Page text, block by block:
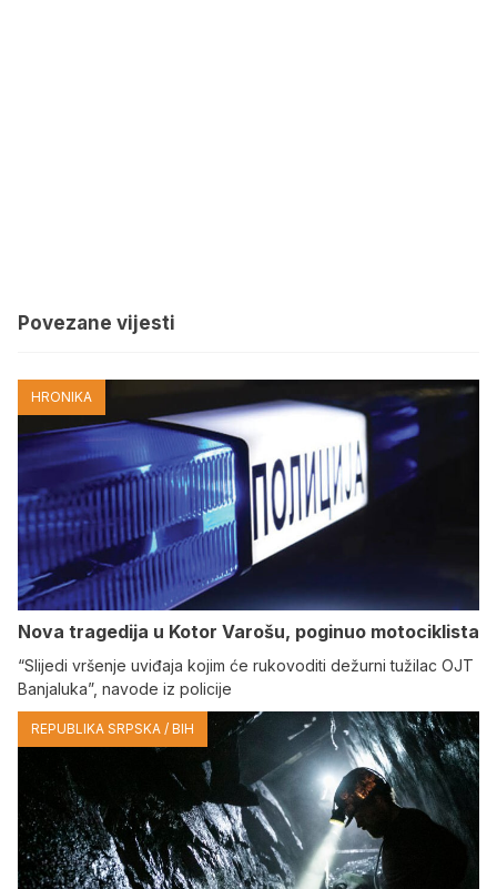
Povezane vijesti
HRONIKA
Nova tragedija u Kotor Varošu, poginuo motociklista
“Slijedi vršenje uviđaja kojim će rukovoditi dežurni tužilac OJT
Banjaluka”, navode iz policije
REPUBLIKA SRPSKA / BIH